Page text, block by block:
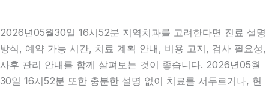
2026년05월30일 16시52분 지역치과를 고려한다면 진료 설명
방식, 예약 가능 시간, 치료 계획 안내, 비용 고지, 검사 필요성,
사후 관리 안내를 함께 살펴보는 것이 좋습니다. 2026년05월
30일 16시52분 또한 충분한 설명 없이 치료를 서두르거나, 현